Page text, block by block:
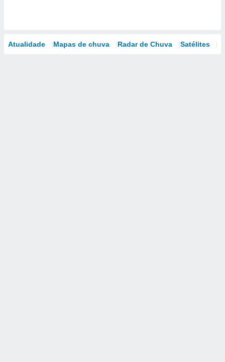
Atualidade Mapas de chuva Radar de Chuva Satélites